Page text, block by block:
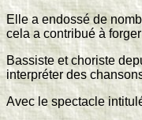
Elle a endossé de
cela a contribué à
Bassiste et choriste
interpréter des
Avec le spectacle